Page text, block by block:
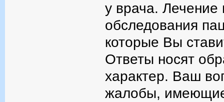
у врача. Лечение
обследования
которые Вы
Ответы носят
характер. Ваш
жалобы,